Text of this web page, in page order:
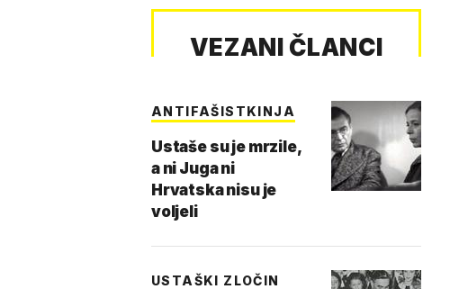
VEZANI ČLANCI
ANTIFAŠISTKINJA
Ustaše su je mrzile,
a ni Juga ni
Hrvatska nisu je
voljeli
USTAŠKI ZLOČIN